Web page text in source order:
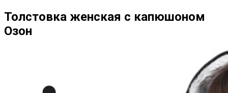
Толстовка женская с капюшоном
Озон